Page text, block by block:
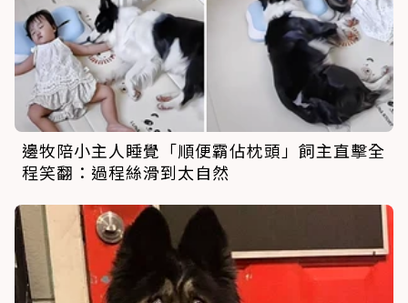
邊牧陪小主人睡覺「順便霸佔枕頭」飼主直擊全
程笑翻：過程絲滑到太自然